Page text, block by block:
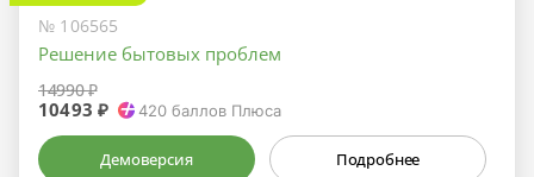
№ 106565
Решение бытовых проблем
14990 ₽
10493 ₽ 420 баллов Плюса
Демоверсия Подробнее